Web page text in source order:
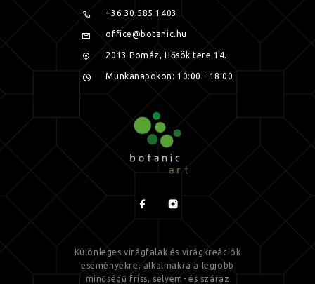
+36 30 585 1403
office@botanic.hu
2013 Pomáz, Hősök tere 14.
Munkanapokon: 10:00 - 18:00
Különleges virágfalak és virágkreációk
eseményekre, alkalmakra a legjobb
minőségű friss, selyem- és száraz